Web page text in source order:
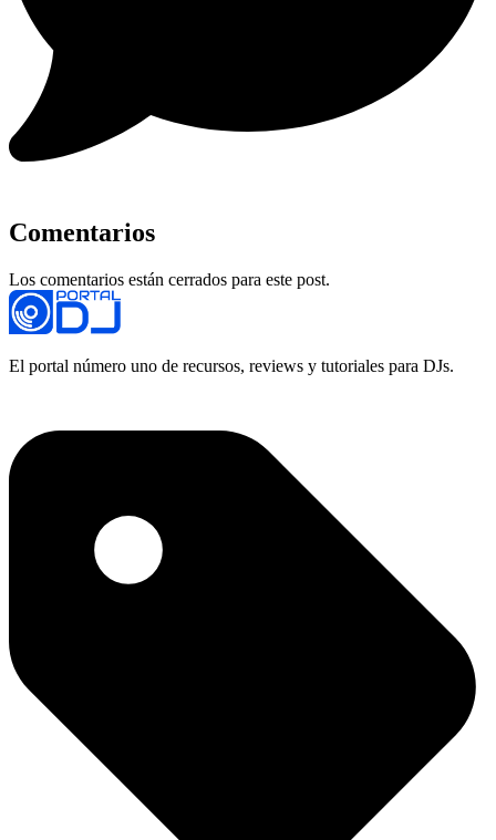
Comentarios
Los comentarios están cerrados para este post.
El portal número uno de recursos, reviews y tutoriales para DJs.